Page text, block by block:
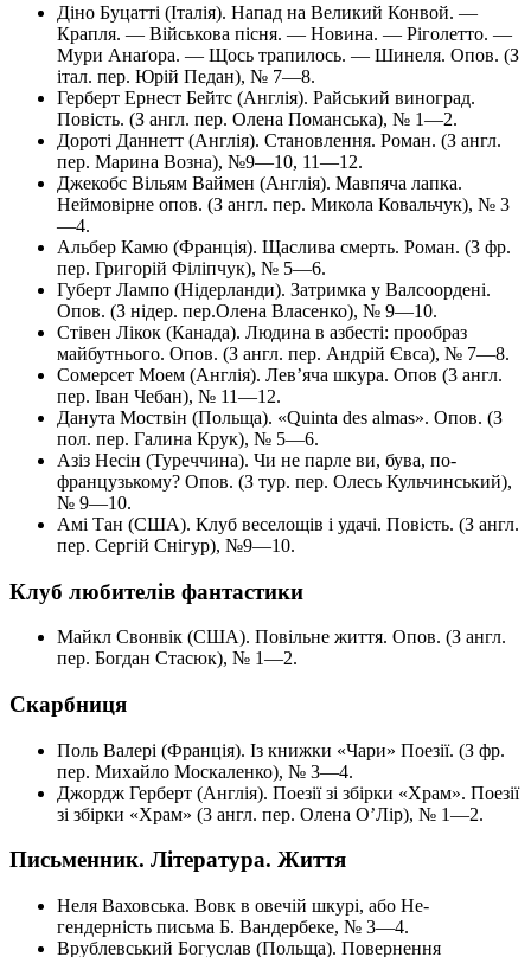
Діно Буцатті (Італія). Напад на Великий Конвой. —
Крапля. — Військова пісня. — Новина. — Ріголетто. —
Мури Анаґора. — Щось трапилось. — Шинеля. Опов. (З
італ. пер. Юрій Педан), № 7—8.
Герберт Ернест Бейтс (Англія). Райський виноград.
Повість. (З англ. пер. Олена Поманська), № 1—2.
Дороті Даннетт (Англія). Становлення. Роман. (З англ.
пер. Марина Возна), №9—10, 11—12.
Джекобс Вільям Ваймен (Англія). Мавпяча лапка.
Неймовірне опов. (З англ. пер. Микола Ковальчук), № 3
—4.
Альбер Камю (Франція). Щаслива смерть. Роман. (З фр.
пер. Григорій Філіпчук), № 5—6.
Губерт Лампо (Нідерланди). Затримка у Валсоордені.
Опов. (З нідер. пер.Олена Власенко), № 9—10.
Стівен Лікок (Канада). Людина в азбесті: прообраз
майбутнього. Опов. (З англ. пер. Андрій Євса), № 7—8.
Сомерсет Моем (Англія). Лев’яча шкура. Опов (3 англ.
пер. Іван Чебан), № 11—12.
Данута Моствін (Польща). «Quinta des almas». Опов. (З
пол. пер. Галина Крук), № 5—6.
Азіз Несін (Туреччина). Чи не парле ви, бува, по-
французькому? Опов. (З тур. пер. Олесь Кульчинський),
№ 9—10.
Амі Тан (США). Клуб веселощів і удачі. Повість. (З англ.
пер. Сергій Снігур), №9—10.
Клуб любителів фантастики
Майкл Свонвік (США). Повільне життя. Опов. (З англ.
пер. Богдан Стасюк), № 1—2.
Скарбниця
Поль Валері (Франція). Із книжки «Чари» Поезії. (З фр.
пер. Михайло Москаленко), № 3—4.
Джордж Герберт (Англія). Поезії зі збірки «Храм». Поезії
зі збірки «Храм» (3 англ. пер. Олена О’Лір), № 1—2.
Письменник. Література. Життя
Неля Ваховська. Вовк в овечій шкурі, або Не-
гендерність письма Б. Вандербеке, № 3—4.
Врублевський Богуслав (Польща). Повернення